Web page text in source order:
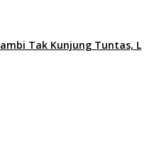
Tak Kunjung Tuntas,